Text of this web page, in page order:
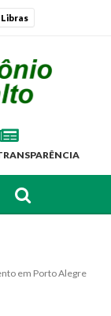
Libras
em Porto Alegre